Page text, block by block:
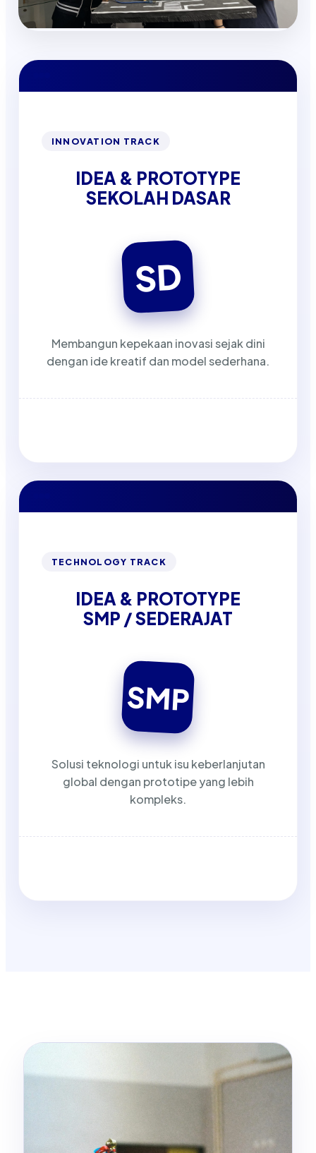
INNOVATION TRACK
IDEA & PROTOTYPE
SEKOLAH DASAR
SD
Membangun kepekaan inovasi sejak dini
dengan ide kreatif dan model sederhana.
TECHNOLOGY TRACK
IDEA & PROTOTYPE
SMP / SEDERAJAT
SMP
Solusi teknologi untuk isu keberlanjutan
global dengan prototipe yang lebih
kompleks.